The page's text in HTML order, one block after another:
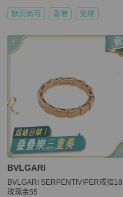
狀況尚可 香港 免運
BVLGARI
BVLGARI SERPENTIVIPER戒指
玫瑰金55